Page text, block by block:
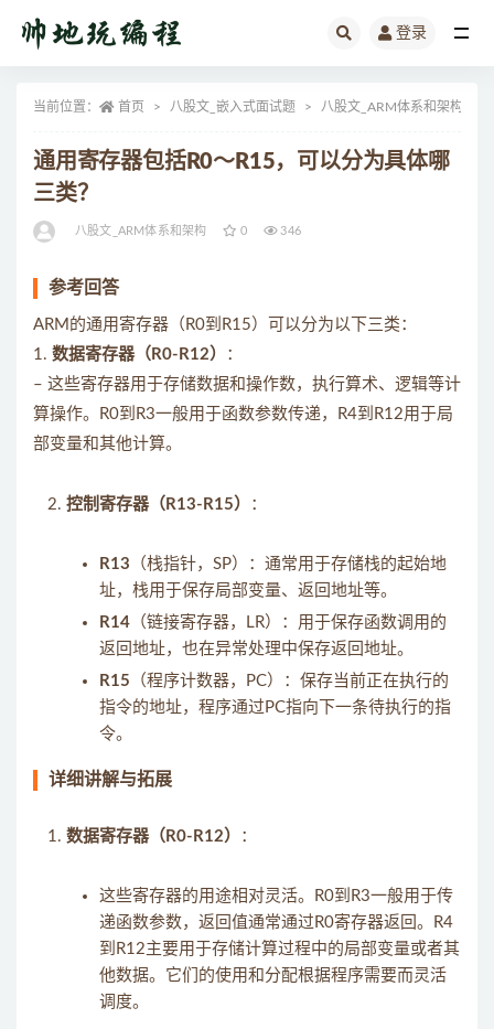
登录
当前位置： 首页 八股文_嵌入式面试题 八股文_ARM体系和架构
通用寄存器包括R0～R15，可以分为具体哪
三类？
八股文_ARM体系和架构 0 346
参考回答
ARM的通用寄存器（R0到R15）可以分为以下三类：
1. 数据寄存器（R0-R12）
：
– 这些寄存器用于存储数据和操作数，执行算术、逻辑等计
算操作。R0到R3一般用于函数参数传递，R4到R12用于局
部变量和其他计算。
控制寄存器（R13-R15） ：
R13 （栈指针，SP）：通常用于存储栈的起始地
址，栈用于保存局部变量、返回地址等。
R14 （链接寄存器，LR）：用于保存函数调用的
返回地址，也在异常处理中保存返回地址。
R15 （程序计数器，PC）：保存当前正在执行的
指令的地址，程序通过PC指向下一条待执行的指
令。
详细讲解与拓展
数据寄存器（R0-R12） ：
这些寄存器的用途相对灵活。R0到R3一般用于传
递函数参数，返回值通常通过R0寄存器返回。R4
到R12主要用于存储计算过程中的局部变量或者其
他数据。它们的使用和分配根据程序需要而灵活
调度。